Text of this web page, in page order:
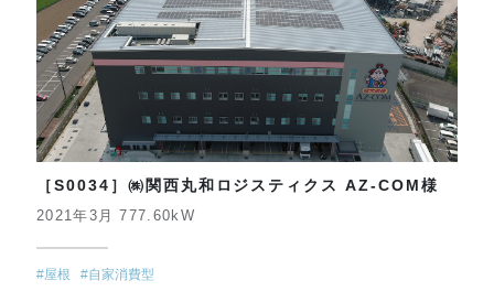
［S0034］㈱関西丸和ロジスティクス AZ-COM様
2021年3月 777.60kW
#屋根 #自家消費型